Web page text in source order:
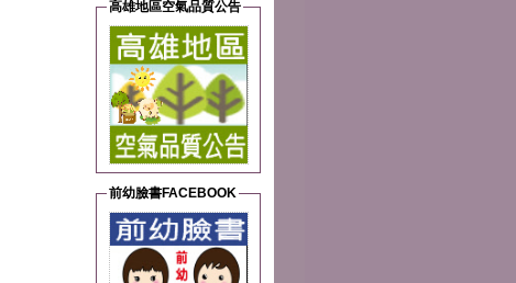
高雄地區空氣品質公告
前幼臉書FACEBOOK